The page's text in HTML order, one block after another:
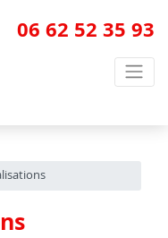
06 62 52 35 93